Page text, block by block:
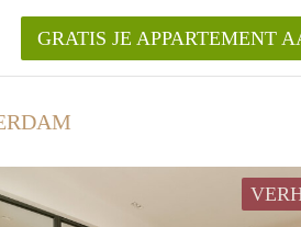
appartement in Amsterdam?
GRATIS JE APPARTEMENT